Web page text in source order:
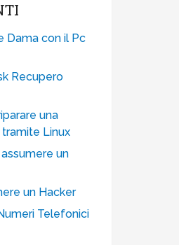
Dama con il Pc
Recupero
una
Linux
un
un Hacker
Telefonici